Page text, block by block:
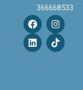
366668533
F
a
c
e
b
I
n
s
t
a
L
i
n
k
e
T
i
k
t
o